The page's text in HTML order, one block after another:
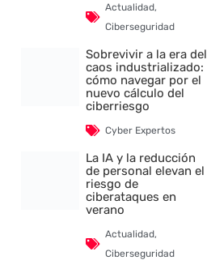
Actualidad,
Ciberseguridad
Sobrevivir a la era del
caos industrializado:
cómo navegar por el
nuevo cálculo del
ciberriesgo
Cyber Expertos
La IA y la reducción
de personal elevan el
riesgo de
ciberataques en
verano
Actualidad,
Ciberseguridad